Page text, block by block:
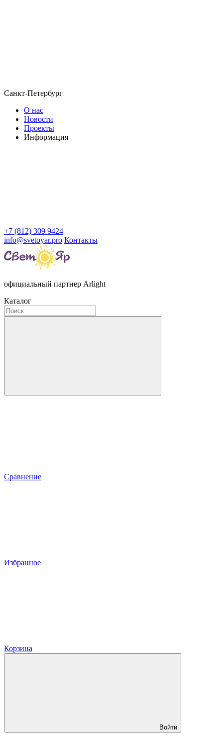
Санкт-Петербург
О нас
Новости
Проекты
Информация
+7 (812) 309 9424
info@svetoyar.pro Контакты
официальный партнер Arlight
Каталог
Сравнение
Избранное
Корзина
Войти